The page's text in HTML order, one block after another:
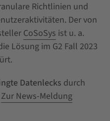
Richtlinien und
Der von
CoSoSys ist u. a.
Lösung im G2 Fall 2023
Datenlecks durch
Zur News-Meldung